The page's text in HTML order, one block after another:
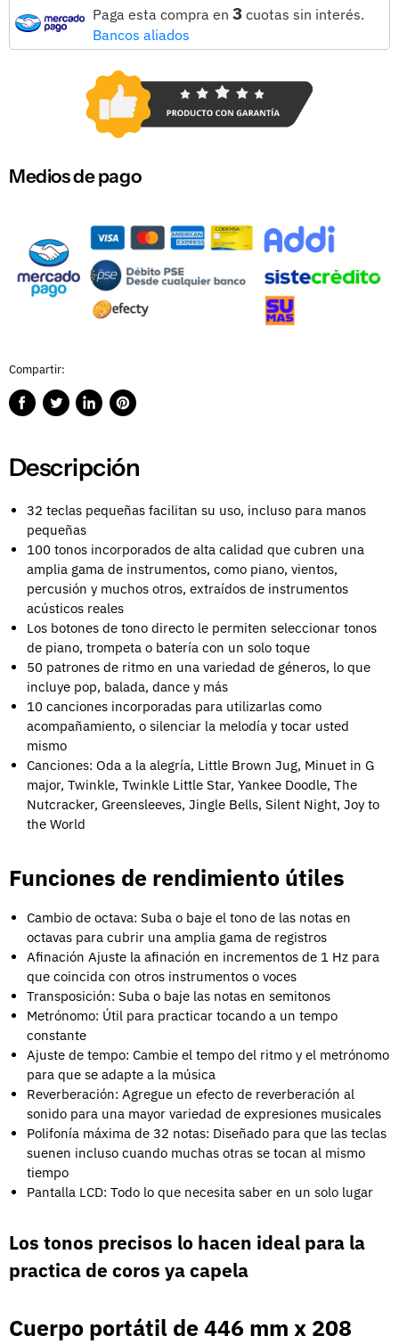
Paga esta compra en 3 cuotas sin interés.
Bancos aliados
Medios de pago
Compartir:
CompartirPublicarCompartirGuardar
Descripción
32 teclas pequeñas facilitan su uso, incluso para manos
pequeñas
100 tonos incorporados de alta calidad que cubren una
amplia gama de instrumentos, como piano, vientos,
percusión y muchos otros, extraídos de instrumentos
acústicos reales
Los botones de tono directo le permiten seleccionar tonos
de piano, trompeta o batería con un solo toque
50 patrones de ritmo en una variedad de géneros, lo que
incluye pop, balada, dance y más
10 canciones incorporadas para utilizarlas como
acompañamiento, o silenciar la melodía y tocar usted
mismo
Canciones: Oda a la alegría, Little Brown Jug, Minuet in G
major, Twinkle, Twinkle Little Star, Yankee Doodle, The
Nutcracker, Greensleeves, Jingle Bells, Silent Night, Joy to
the World
Funciones de rendimiento útiles
Cambio de octava: Suba o baje el tono de las notas en
octavas para cubrir una amplia gama de registros
Afinación Ajuste la afinación en incrementos de 1 Hz para
que coincida con otros instrumentos o voces
Transposición: Suba o baje las notas en semitonos
Metrónomo: Útil para practicar tocando a un tempo
constante
Ajuste de tempo: Cambie el tempo del ritmo y el metrónomo
para que se adapte a la música
Reverberación: Agregue un efecto de reverberación al
sonido para una mayor variedad de expresiones musicales
Polifonía máxima de 32 notas: Diseñado para que las teclas
suenen incluso cuando muchas otras se tocan al mismo
tiempo
Pantalla LCD: Todo lo que necesita saber en un solo lugar
Los tonos precisos lo hacen ideal para la
practica de coros ya capela
Cuerpo portátil de 446 mm x 208